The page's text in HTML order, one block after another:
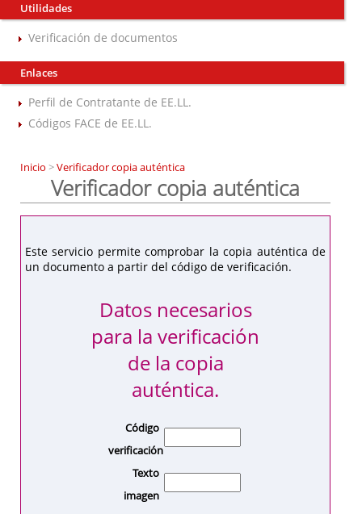
Utilidades
Verificación de documentos
Enlaces
Perfil de Contratante de EE.LL.
Códigos FACE de EE.LL.
Inicio >Verificador copia auténtica
Verificador copia auténtica
Este servicio permite comprobar la copia auténtica de
un documento a partir del código de verificación.
Datos necesarios
para la verificación
de la copia
auténtica.
Código
verificación
Texto
imagen